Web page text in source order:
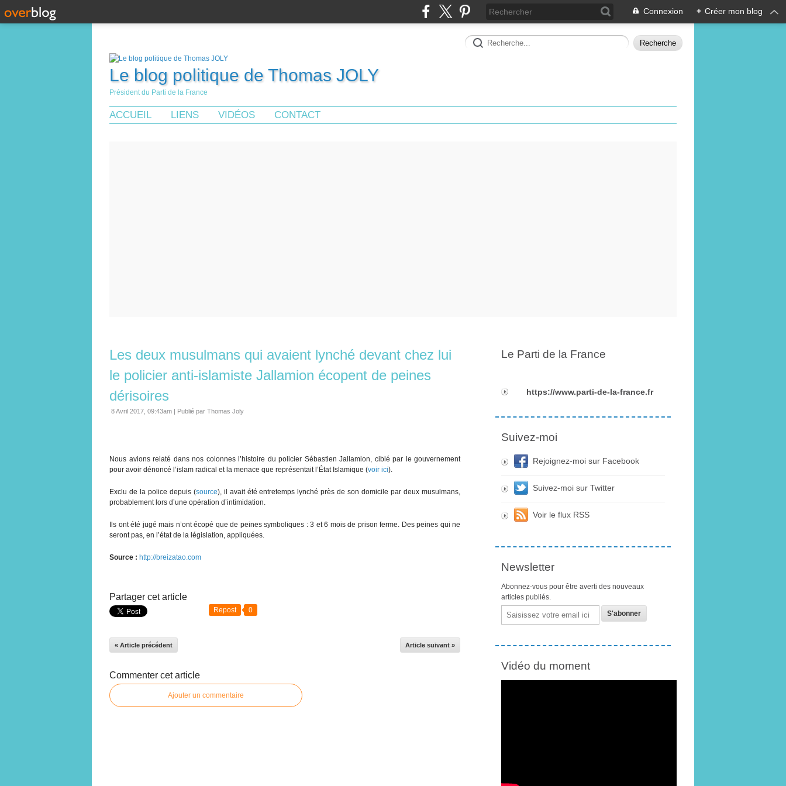
Connexion + Créer mon blog
Le blog politique de Thomas JOLY
Président du Parti de la France
ACCUEIL LIENS VIDÉOS CONTACT
Les deux musulmans qui avaient lynché devant chez lui
le policier anti-islamiste Jallamion écopent de peines
dérisoires
8 Avril 2017, 09:43am | Publié par Thomas Joly
Nous avions relaté dans nos colonnes l’histoire du policier Sébastien Jallamion, ciblé par le gouvernement
pour avoir dénoncé l’islam radical et la menace que représentait l’État Islamique (voir ici).
Exclu de la police depuis (source), il avait été entretemps lynché près de son domicile par deux musulmans,
probablement lors d’une opération d’intimidation.
Ils ont été jugé mais n’ont écopé que de peines symboliques : 3 et 6 mois de prison ferme. Des peines qui ne
seront pas, en l’état de la législation, appliquées.
Source : http://breizatao.com
Partager cet article
Repost 0
« Article précédent Article suivant »
Commenter cet article
Ajouter un commentaire
Le Parti de la France
https://www.parti-de-la-france.fr
Suivez-moi
Rejoignez-moi sur Facebook
Suivez-moi sur Twitter
Voir le flux RSS
Newsletter
Abonnez-vous pour être averti des nouveaux
articles publiés.
Email
Vidéo du moment